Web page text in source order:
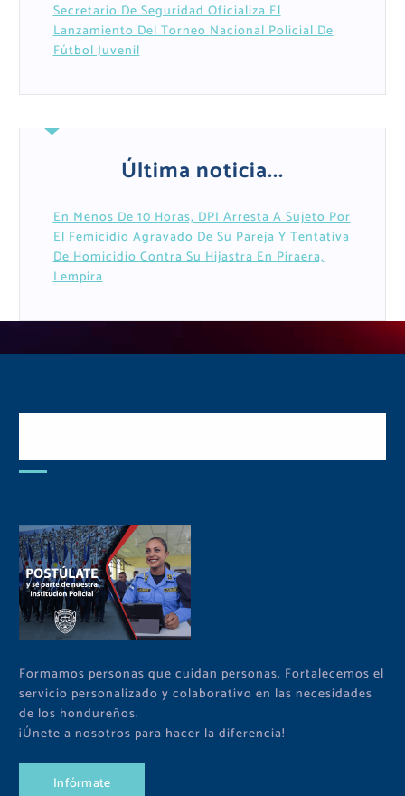
Secretario De Seguridad Oficializa El
Lanzamiento Del Torneo Nacional Policial De
Fútbol Juvenil
Última noticia...
En Menos De 10 Horas, DPI Arresta A Sujeto Por
El Femicidio Agravado De Su Pareja Y Tentativa
De Homicidio Contra Su Hijastra En Piraera,
Lempira
Formamos personas que cuidan personas. Fortalecemos el
servicio personalizado y colaborativo en las necesidades
de los hondureños.
¡Únete a nosotros para hacer la diferencia!
Infórmate